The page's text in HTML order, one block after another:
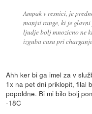
Ampak v resnici, je
manjsi range, ki je glavni
ljudje bolj mnozicno ne
izguba casa pri
Ahh ker bi ga imel za v
1x na pet dni priklopit, filal
popoldne. Bi mi bilo bolj
-18C